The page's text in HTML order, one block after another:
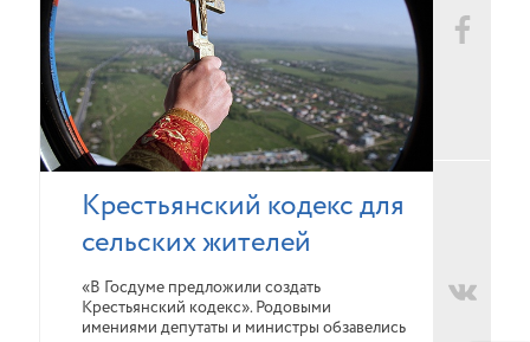
Крестьянский кодекс для
сельских жителей
«В Госдуме предложили создать
Крестьянский кодекс». Родовыми
имениями депутаты и министры обзавелись